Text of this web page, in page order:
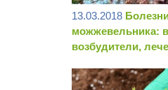
13.03.2018
можжевельника:
возбудители,